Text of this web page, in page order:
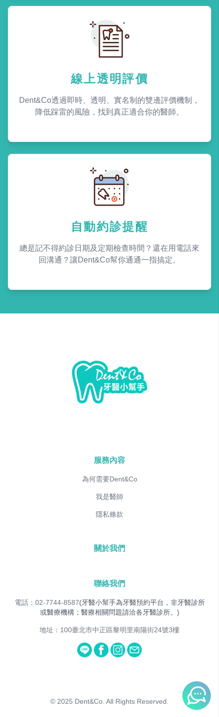
線上透明評價
Dent&Co透過即時、透明、實名制的雙邊評價機制，
降低踩雷的風險，找到真正適合你的醫師。
自動約診提醒
總是記不得約診日期及定期檢查時間？還在用電話來
回溝通？讓Dent&Co幫你通通一指搞定。
服務內容
為何需要Dent&Co
我是醫師
隱私條款
關於我們
聯絡我們
電話：02-7744-8587(牙醫小幫手為牙醫預約平台，非牙醫診所
或醫療機構；醫療相關問題請洽各牙醫診所。)
地址：100臺北市中正區黎明里南陽街24號3樓
© 2025 Dent&Co. All Rights Reserved.